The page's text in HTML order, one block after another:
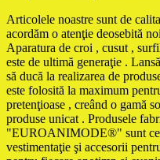
Articolele noastre sunt de
acordăm o atenţie deosebită
Aparatura de croi , cusut ,
este de ultimă generaţie .
să ducă la realizarea de
este folosită la maximum
pretenţioase , creând o gamă
produse unicat . Produsele
"EUROANIMODE®" sunt
vestimentaţie şi accesorii